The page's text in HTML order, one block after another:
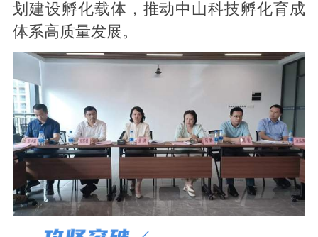
划建设孵化载体，推动中山科技孵化育成
体系高质量发展。